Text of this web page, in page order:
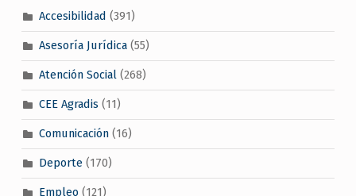
Accesibilidad (391)
Asesoría Jurídica(55)
Atención Social(268)
CEE Agradis (11)
Comunicación(16)
Deporte(170)
Empleo (121)